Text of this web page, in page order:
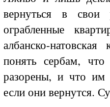
вернуться в
ограбленные
албанско-
понять сербам,
разорены, и что им
если они вернутся.